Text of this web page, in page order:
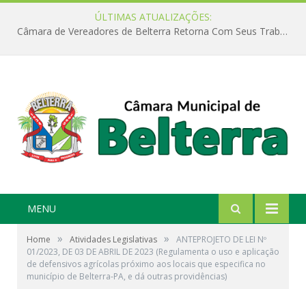
ÚLTIMAS ATUALIZAÇÕES:
Câmara de Vereadores de Belterra Retorna Com Seus Trabalhos Legislativos
MENU
Home » Atividades Legislativas »
ANTEPROJETO DE LEI Nº
01/2023, DE 03 DE ABRIL DE 2023 (Regulamenta o uso e aplicação
de defensivos agrícolas próximo aos locais que especifica no
município de Belterra-PA, e dá outras providências)